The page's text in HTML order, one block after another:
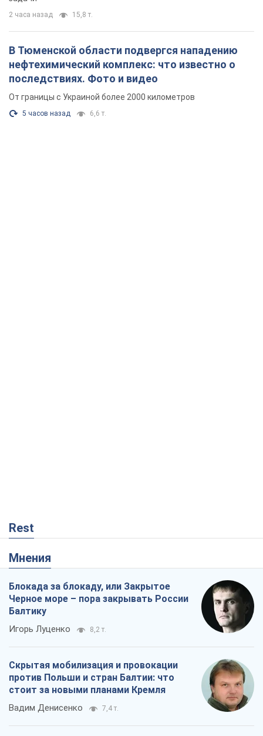
2 часа назад 15,8 т.
В Тюменской области подвергся нападению
нефтехимический комплекс: что известно о
последствиях. Фото и видео
От границы с Украиной более 2000 километров
5 часов назад 6,6 т.
Rest
Мнения
Блокада за блокаду, или Закрытое
Черное море – пора закрывать России
Балтику
Игорь Луценко 8,2 т.
Скрытая мобилизация и провокации
против Польши и стран Балтии: что
стоит за новыми планами Кремля
Вадим Денисенко 7,4 т.